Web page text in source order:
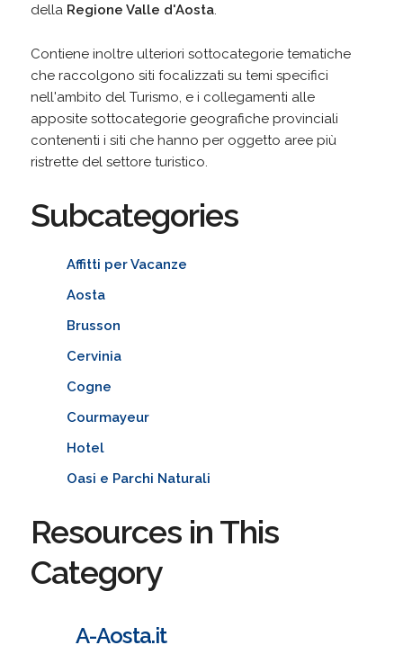
della Regione Valle d'Aosta.
Contiene inoltre ulteriori sottocategorie tematiche
che raccolgono siti focalizzati su temi specifici
nell'ambito del Turismo, e i collegamenti alle
apposite sottocategorie geografiche provinciali
contenenti i siti che hanno per oggetto aree più
ristrette del settore turistico.
Subcategories
Affitti per Vacanze
Aosta
Brusson
Cervinia
Cogne
Courmayeur
Hotel
Oasi e Parchi Naturali
Resources in This
Category
A-Aosta.it